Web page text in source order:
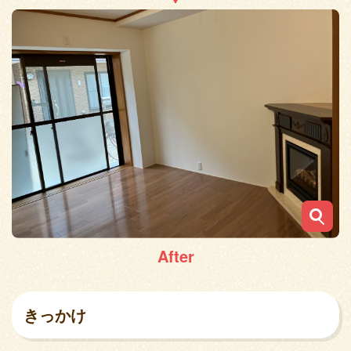
After
きっかけ